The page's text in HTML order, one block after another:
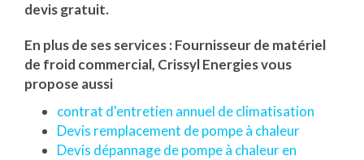
devis gratuit.
En plus de ses services : Fournisseur de matériel
de froid commercial, Crissyl Energies vous
propose aussi
contrat d'entretien annuel de climatisation
Devis remplacement de pompe à chaleur
Devis dépannage de pompe à chaleur en